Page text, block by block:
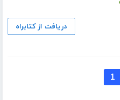
دریافت از کتابراه
1